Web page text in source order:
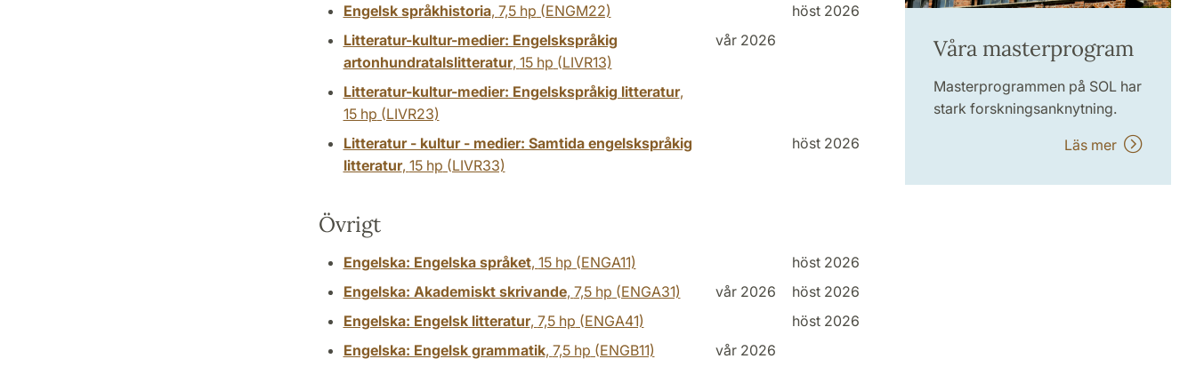
Engelsk språkhistoria, 7,5 hp (ENGM22)
höst 2026
Litteratur-kultur-medier: Engelskspråkig
artonhundratalslitteratur, 15 hp (LIVR13)
vår 2026
Litteratur-kultur-medier: Engelskspråkig litteratur,
15 hp (LIVR23)
Litteratur - kultur - medier: Samtida engelskspråkig
litteratur, 15 hp (LIVR33)
höst 2026
Övrigt
Engelska: Engelska språket, 15 hp (ENGA11)
höst 2026
Engelska: Akademiskt skrivande, 7,5 hp (ENGA31) vår 2026
höst 2026
Engelska: Engelsk litteratur, 7,5 hp (ENGA41)
höst 2026
Engelska: Engelsk grammatik, 7,5 hp (ENGB11)
vår 2026
Våra masterprogram
Masterprogrammen på SOL har
stark forskningsanknytning.
Läs mer